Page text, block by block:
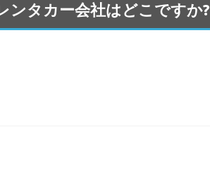
ンタカー会社はどこですか?